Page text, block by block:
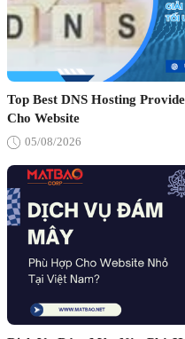
Top Best DNS Hosting
Cho Website
05/08/2026